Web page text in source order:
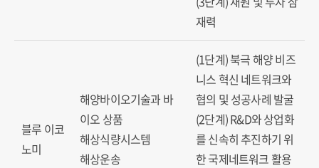
재력
블루 이코
노미
해양바이오기술과 바
이오 상품
해상식량시스템
해상운송
(1단계) 북극 해양 비즈
니스 혁신 네트워크와
협의 및 성공사례 발굴
(2단계) R&D와 상업화
를 신속히 추진하기 위
한 국제네트워크 활용